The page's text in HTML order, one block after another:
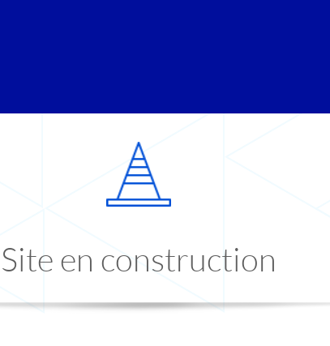
Site en construction